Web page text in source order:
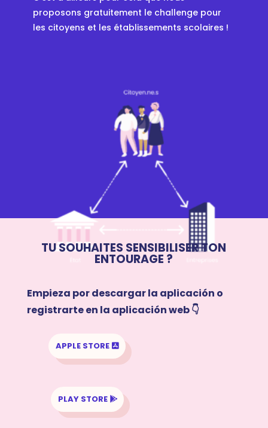
proposons gratuitement le challenge pour
les citoyens et les établissements scolaires !
TU SOUHAITES SENSIBILISER TON
ENTOURAGE ?
Empieza por descargar la aplicación o
registrarte en la aplicación web 👇
APPLE STORE
PLAY STORE